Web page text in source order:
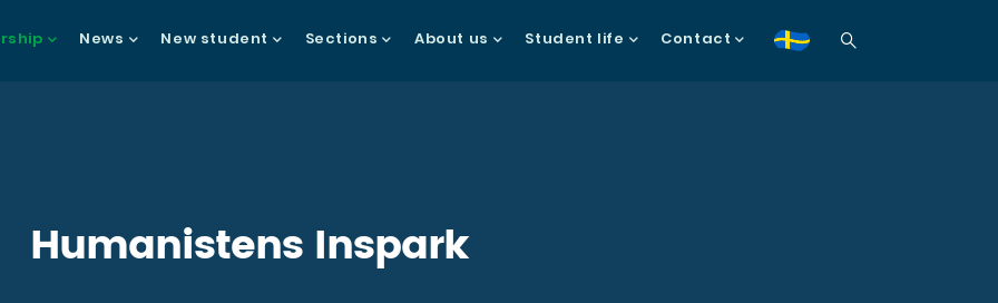
News New student Sections About us Student life Contact
sv
Humanistens Inspark